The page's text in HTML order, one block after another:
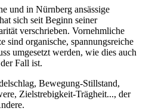
und in Nürnberg ansässige
sich seit Beginn seiner
verschrieben. Vornehmliche
sind organische, spannungsreiche
umgesetzt werden, wie dies auch
Fall ist.
Bewegung-Stillstand,
Zielstrebigkeit-Trägheit..., der